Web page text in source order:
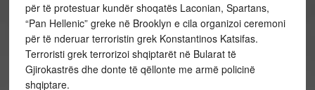
për të protestuar kundër shoqatës Laconian, Spartans,
“Pan Hellenic” greke në Brooklyn e cila organizoi ceremoni
për të nderuar terroristin grek Konstantinos Katsifas.
Terroristi grek terrorizoi shqiptarët në Bularat të
Gjirokastrës dhe donte të qëllonte me armë policinë
shqiptare.